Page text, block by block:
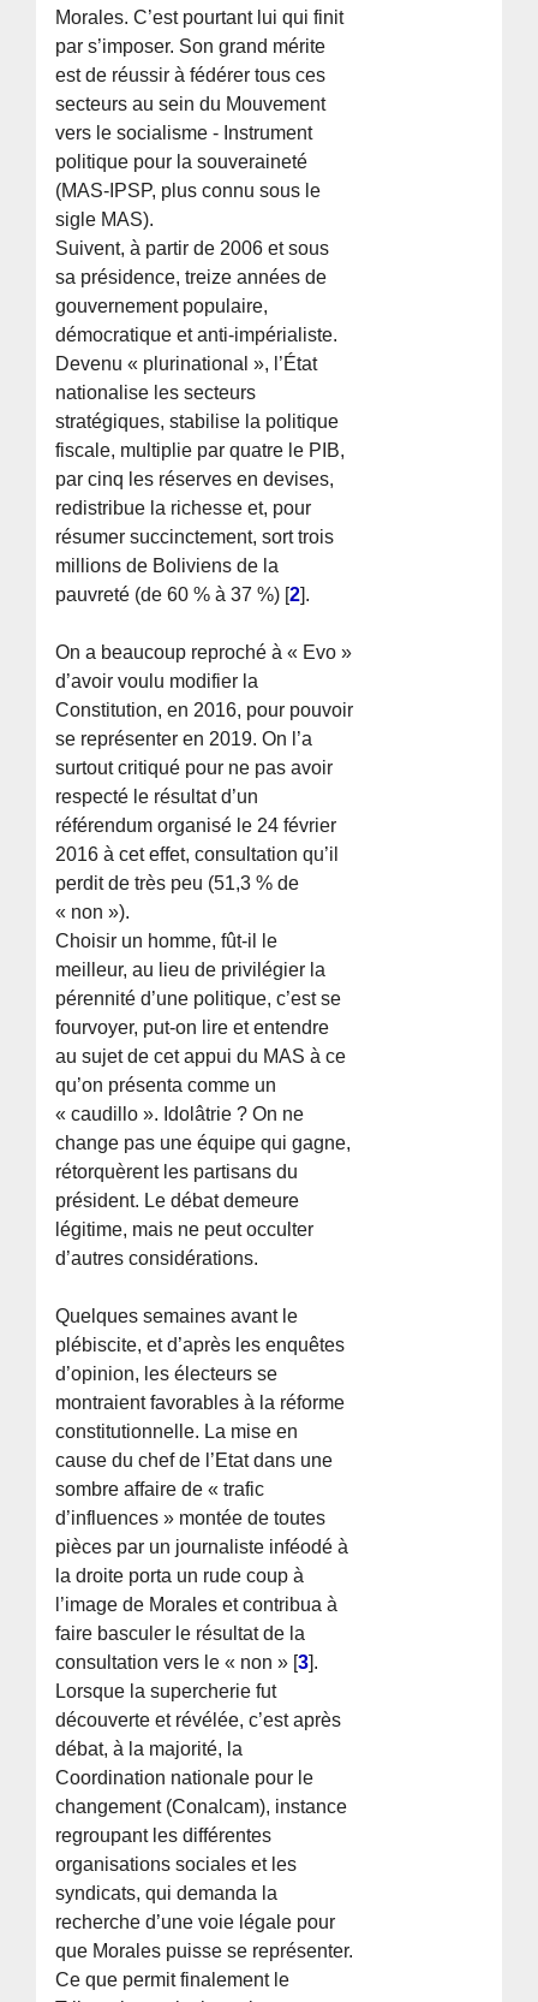
Morales. C’est pourtant lui qui finit
par s’imposer. Son grand mérite
est de réussir à fédérer tous ces
secteurs au sein du Mouvement
vers le socialisme - Instrument
politique pour la souveraineté
(MAS-IPSP, plus connu sous le
sigle MAS).
Suivent, à partir de 2006 et sous
sa présidence, treize années de
gouvernement populaire,
démocratique et anti-impérialiste.
Devenu « plurinational », l’État
nationalise les secteurs
stratégiques, stabilise la politique
fiscale, multiplie par quatre le PIB,
par cinq les réserves en devises,
redistribue la richesse et, pour
résumer succinctement, sort trois
millions de Boliviens de la
pauvreté (de 60 % à 37 %) [2].
On a beaucoup reproché à « Evo »
d’avoir voulu modifier la
Constitution, en 2016, pour pouvoir
se représenter en 2019. On l’a
surtout critiqué pour ne pas avoir
respecté le résultat d’un
référendum organisé le 24 février
2016 à cet effet, consultation qu’il
perdit de très peu (51,3 % de
« non »).
Choisir un homme, fût-il le
meilleur, au lieu de privilégier la
pérennité d’une politique, c’est se
fourvoyer, put-on lire et entendre
au sujet de cet appui du MAS à ce
qu’on présenta comme un
« caudillo ». Idolâtrie ? On ne
change pas une équipe qui gagne,
rétorquèrent les partisans du
président. Le débat demeure
légitime, mais ne peut occulter
d’autres considérations.
Quelques semaines avant le
plébiscite, et d’après les enquêtes
d’opinion, les électeurs se
montraient favorables à la réforme
constitutionnelle. La mise en
cause du chef de l’Etat dans une
sombre affaire de « trafic
d’influences » montée de toutes
pièces par un journaliste inféodé à
la droite porta un rude coup à
l’image de Morales et contribua à
faire basculer le résultat de la
consultation vers le « non » [3].
Lorsque la supercherie fut
découverte et révélée, c’est après
débat, à la majorité, la
Coordination nationale pour le
changement (Conalcam), instance
regroupant les différentes
organisations sociales et les
syndicats, qui demanda la
recherche d’une voie légale pour
que Morales puisse se représenter.
Ce que permit finalement le